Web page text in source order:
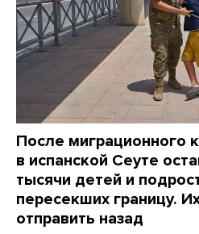
После миграционного
в испанской Сеуте
тысячи детей и
пересекших границу.
отправить назад